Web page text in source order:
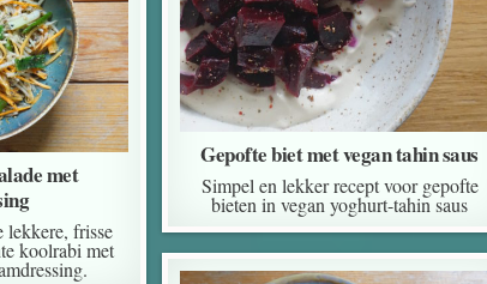
Gepofte biet met vegan tahin saus
Simpel en lekker recept voor gepofte
bieten in vegan yoghurt-tahin saus
met
lekkere, frisse
koolrabi met